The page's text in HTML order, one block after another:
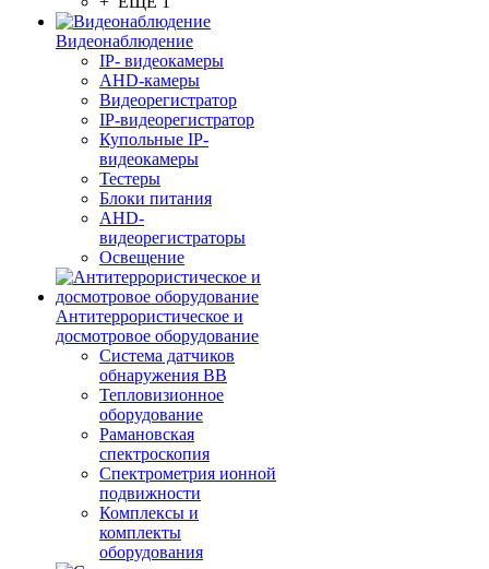
Видеонаблюдение
IP- видеокамеры
AHD-камеры
Видеорегистратор
IP-видеорегистратор
Купольные IP-
видеокамеры
Тестеры
Блоки питания
AHD-
видеорегистраторы
Освещение
Антитеррористическое и
досмотровое оборудование
Cистема датчиков
обнаружения ВВ
Тепловизионное
оборудование
Рамановская
спектроскопия
Спектрометрия ионной
подвижности
Комплексы и
комплекты
оборудования